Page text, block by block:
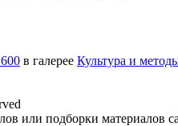
в галерее Культура и
или подборки материалов